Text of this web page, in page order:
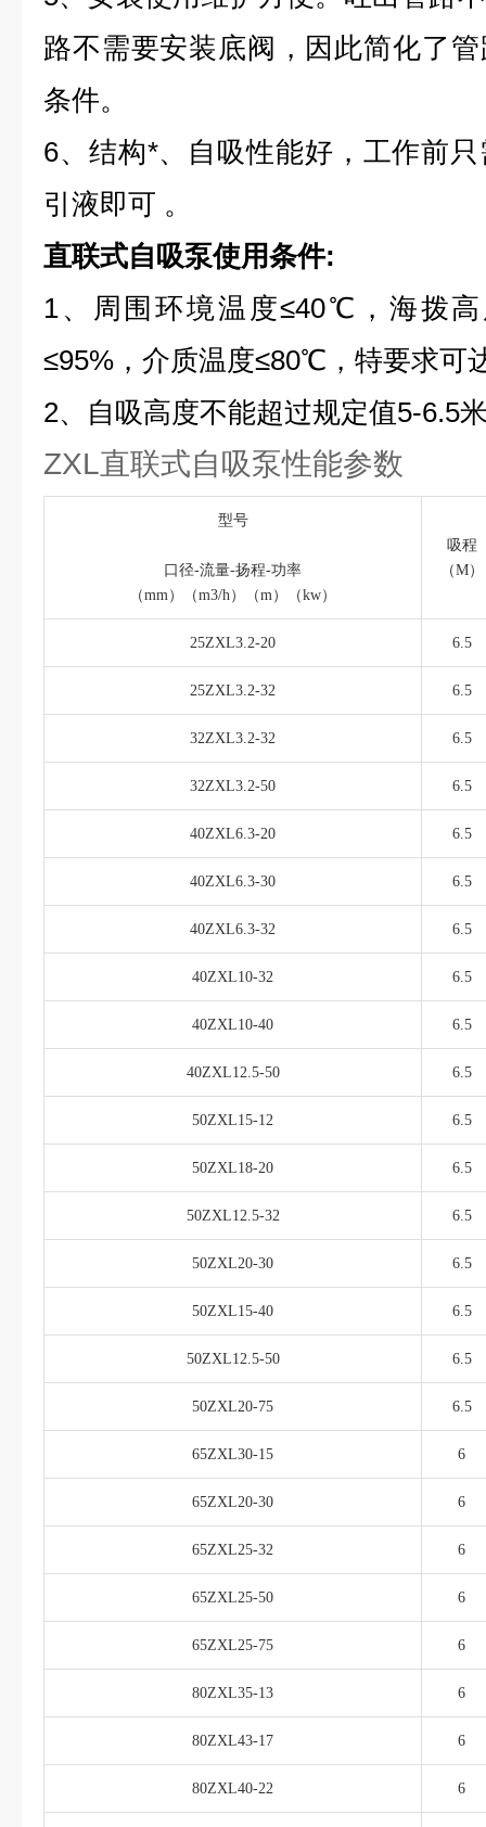
路不需要安装底阀，因此简化了
条件。
6、结构*、自吸性能好，工作前
引液即可 。
直联式自吸泵使用条件:
1、周围环境温度≤40℃，海拨高
≤95%，介质温度≤80℃，特要求可
2、自吸高度不能超过规定值5-6.5
ZXL直联式自吸泵性能参数
型号
口径-流量-扬程-功率
（mm）（m3/h）（m）（kw）
吸程
（M）
25ZXL3.2-20 6.5
25ZXL3.2-32 6.5
32ZXL3.2-32 6.5
32ZXL3.2-50 6.5
40ZXL6.3-20 6.5
40ZXL6.3-30 6.5
40ZXL6.3-32 6.5
40ZXL10-32 6.5
40ZXL10-40 6.5
40ZXL12.5-50 6.5
50ZXL15-12 6.5
50ZXL18-20 6.5
50ZXL12.5-32 6.5
50ZXL20-30 6.5
50ZXL15-40 6.5
50ZXL12.5-50 6.5
50ZXL20-75 6.5
65ZXL30-15 6
65ZXL20-30 6
65ZXL25-32 6
65ZXL25-50 6
65ZXL25-75 6
80ZXL35-13 6
80ZXL43-17 6
80ZXL40-22 6